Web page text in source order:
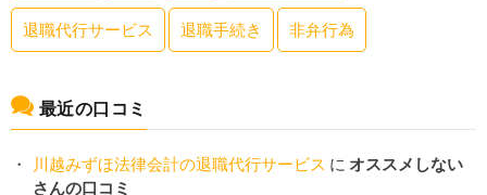
退職代行サービス 退職手続き 非弁行為
最近の口コミ
川越みずほ法律会計の退職代行サービス に オススメしない
さんの口コミ